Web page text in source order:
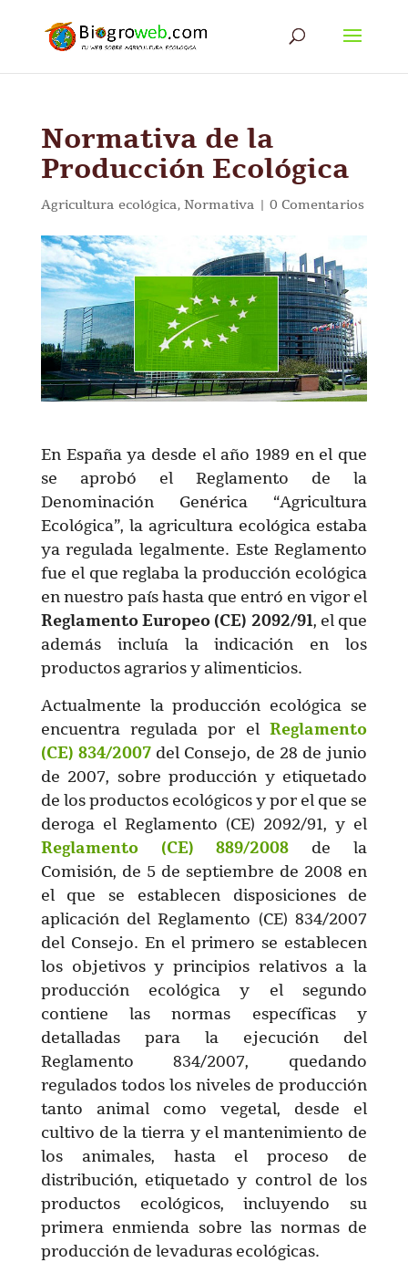
Normativa de la
Producción Ecológica
Agricultura ecológica, Normativa | 0 Comentarios
En España ya desde el año 1989 en el que
se aprobó el Reglamento de la
Denominación Genérica “Agricultura
Ecológica”, la agricultura ecológica estaba
ya regulada legalmente. Este Reglamento
fue el que reglaba la producción ecológica
en nuestro país hasta que entró en vigor el
Reglamento Europeo (CE) 2092/91, el que
además incluía la indicación en los
productos agrarios y alimenticios.
Actualmente la producción ecológica se
encuentra regulada por elReglamento
(CE) 834/2007 del Consejo, de 28 de junio
de 2007, sobre producción y etiquetado
de los productos ecológicos y por el que se
deroga el Reglamento (CE) 2092/91, y el
Reglamento (CE) 889/2008 de la
Comisión, de 5 de septiembre de 2008 en
el que se establecen disposiciones de
aplicación del Reglamento (CE) 834/2007
del Consejo. En el primero se establecen
los objetivos y principios relativos a la
producción ecológica y el segundo
contiene las normas específicas y
detalladas para la ejecución del
Reglamento 834/2007, quedando
regulados todos los niveles de producción
tanto animal como vegetal, desde el
cultivo de la tierra y el mantenimiento de
los animales, hasta el proceso de
distribución, etiquetado y control de los
productos ecológicos, incluyendo su
primera enmienda sobre las normas de
producción de levaduras ecológicas.